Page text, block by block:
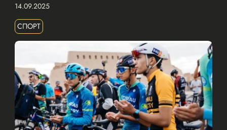
14.09.2025
СПОРТ